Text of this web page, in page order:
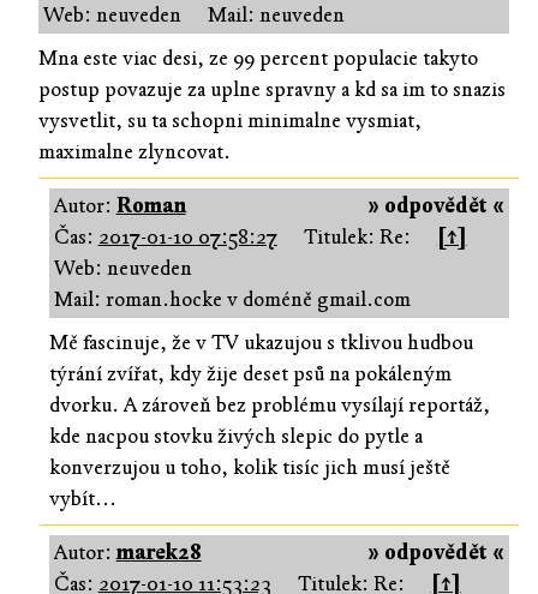
Web: neuveden
Mail: neuveden
Mna este viac desi, ze 99 percent populacie takyto
postup povazuje za uplne spravny a kd sa im to snazis
vysvetlit, su ta schopni minimalne vysmiat,
maximalne zlyncovat.
» odpovědět «
Autor: Roman
Čas: 2017-01-10 07:58:27 Titulek: Re:
[↑]
Web: neuveden
Mail: roman.hocke v doméně gmail.com
Mě fascinuje, že v TV ukazujou s tklivou hudbou
týrání zvířat, kdy žije deset psů na pokáleným
dvorku. A zároveň bez problému vysílají reportáž,
kde nacpou stovku živých slepic do pytle a
konverzujou u toho, kolik tisíc jich musí ještě
vybít...
» odpovědět «
Autor:marek28
Čas: 2017-01-10 11:53:23 Titulek: Re: [↑]